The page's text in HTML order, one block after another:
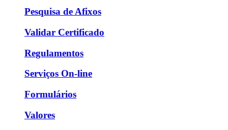
Pesquisa de Afixos
Validar Certificado
Regulamentos
Serviços On-line
Formulários
Valores